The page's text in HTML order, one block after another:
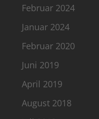
Februar 2024
Januar 2024
Februar 2020
Juni 2019
April 2019
August 2018